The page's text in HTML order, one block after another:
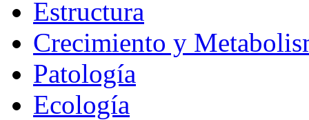
Estructura
Crecimiento y
Patología
Ecología